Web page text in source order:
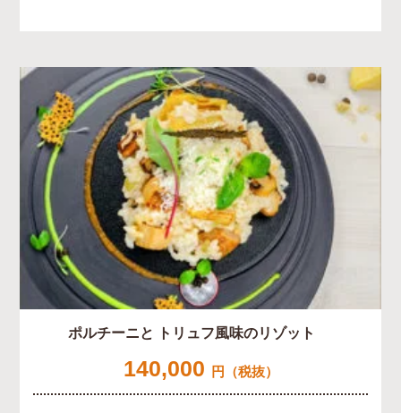
ポルチーニと トリュフ風味のリゾット
140,000 円（税抜）